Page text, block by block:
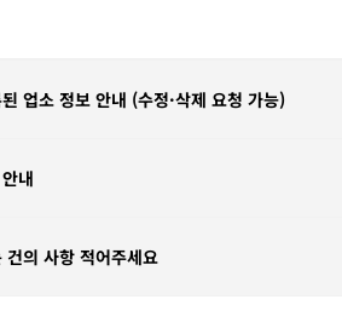
업소 정보 안내 (수정·삭제 요청 가능)
내
건의 사항 적어주세요